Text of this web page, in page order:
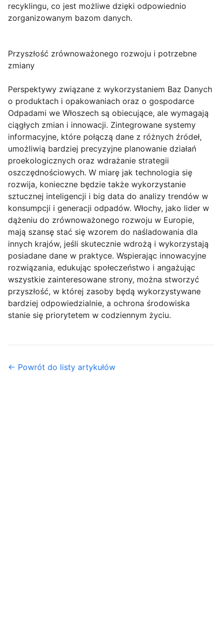
recyklingu, co jest możliwe dzięki odpowiednio
zorganizowanym bazom danych.
Przyszłość zrównoważonego rozwoju i potrzebne
zmiany
Perspektywy związane z wykorzystaniem Baz Danych
o produktach i opakowaniach oraz o gospodarce
Odpadami we Włoszech są obiecujące, ale wymagają
ciągłych zmian i innowacji. Zintegrowane systemy
informacyjne, które połączą dane z różnych źródeł,
umożliwią bardziej precyzyjne planowanie działań
proekologicznych oraz wdrażanie strategii
oszczędnościowych. W miarę jak technologia się
rozwija, konieczne będzie także wykorzystanie
sztucznej inteligencji i big data do analizy trendów w
konsumpcji i generacji odpadów. Włochy, jako lider w
dążeniu do zrównoważonego rozwoju w Europie,
mają szansę stać się wzorem do naśladowania dla
innych krajów, jeśli skutecznie wdrożą i wykorzystają
posiadane dane w praktyce. Wspierając innowacyjne
rozwiązania, edukując społeczeństwo i angażując
wszystkie zainteresowane strony, można stworzyć
przyszłość, w której zasoby będą wykorzystywane
bardziej odpowiedzialnie, a ochrona środowiska
stanie się priorytetem w codziennym życiu.
← Powrót do listy artykułów